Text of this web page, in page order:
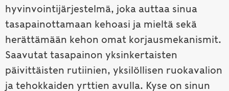
hyvinvointijärjestelmä, joka auttaa sinua
tasapainottamaan kehoasi ja mieltä sekä
herättämään kehon omat korjausmekanismit.
Saavutat tasapainon yksinkertaisten
päivittäisten rutiinien, yksilöllisen ruokavalion
ja tehokkaiden yrttien avulla. Kyse on sinun